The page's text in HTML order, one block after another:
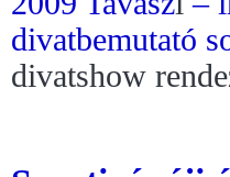
divatbemutató
divatshow